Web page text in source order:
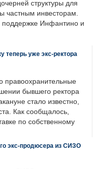
структуры для
частным инвесторам.
поддержке Инфантино и
уже экс-ректора
правоохранительные
бывшего ректора
стало известно,
Как сообщалось,
по собственному
экс-продюсера из СИЗО